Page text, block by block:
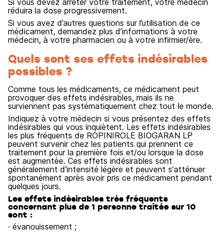
Si vous devez arrêter votre traitement, votre médecin
réduira la dose progressivement.
Si vous avez d’autres questions sur l’utilisation de ce
médicament, demandez plus d’informations à votre
médecin, à votre pharmacien ou à votre infirmier/ère.
Quels sont ses effets indésirables
possibles ?
Comme tous les médicaments, ce médicament peut
provoquer des effets indésirables, mais ils ne
surviennent pas systématiquement chez tout le monde.
Indiquez à votre médecin si vous présentez des effets
indésirables qui vous inquiètent. Les effets indésirables
les plus fréquents de ROPINIROLE BIOGARAN LP
peuvent survenir chez les patients qui prennent ce
traitement pour la première fois et/ou lorsque la dose
est augmentée. Ces effets indésirables sont
généralement d'intensité légère et peuvent s'atténuer
spontanément après avoir pris ce médicament pendant
quelques jours.
Les effets indésirables très fréquents
concernant plus de 1 personne traitée sur 10
sont :
· évanouissement ;